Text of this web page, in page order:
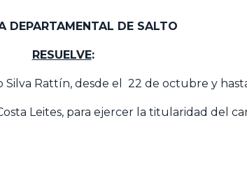
DEPARTAMENTAL DE SALTO
RESUELVE:
Silva Rattín, desde el 22 de octubre y
Leites, para ejercer la titularidad del